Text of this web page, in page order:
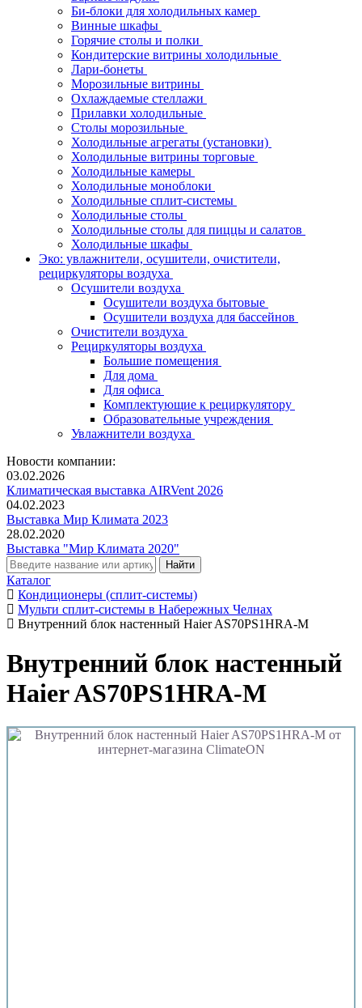
Би-блоки для холодильных камер
Винные шкафы
Горячие столы и полки
Кондитерские витрины холодильные
Лари-бонеты
Морозильные витрины
Охлаждаемые стеллажи
Прилавки холодильные
Столы морозильные
Холодильные агрегаты (установки)
Холодильные витрины торговые
Холодильные камеры
Холодильные моноблоки
Холодильные сплит-системы
Холодильные столы
Холодильные столы для пиццы и салатов
Холодильные шкафы
Эко: увлажнители, осушители, очистители,
рециркуляторы воздуха
Осушители воздуха
Осушители воздуха бытовые
Осушители воздуха для бассейнов
Очистители воздуха
Рециркуляторы воздуха
Большие помещения
Для дома
Для офиса
Комплектующие к рециркулятору
Образовательные учреждения
Увлажнители воздуха
Новости компании:
03.02.2026
Климатическая выставка AIRVent 2026
04.02.2023
Выставка Мир Климата 2023
28.02.2020
Выставка "Мир Климата 2020"
Каталог
Кондиционеры (сплит-системы)
Мульти сплит-системы в Набережных Челнах
Внутренний блок настенный Haier AS70PS1HRA-M
Внутренний блок настенный
Haier AS70PS1HRA-M